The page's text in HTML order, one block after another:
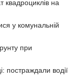
квадроциклів на
у комунальній
при
постраждали водії